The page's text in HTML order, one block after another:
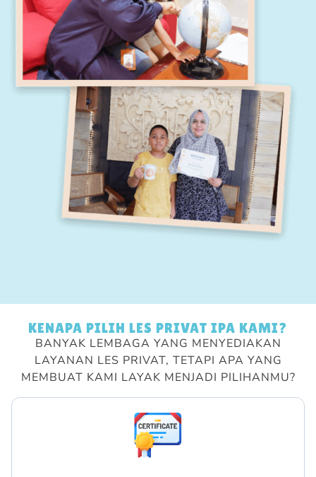
KENAPA PILIH LES PRIVAT IPA KAMI?
BANYAK LEMBAGA YANG MENYEDIAKAN
LAYANAN LES PRIVAT, TETAPI APA YANG
MEMBUAT KAMI LAYAK MENJADI PILIHANMU?